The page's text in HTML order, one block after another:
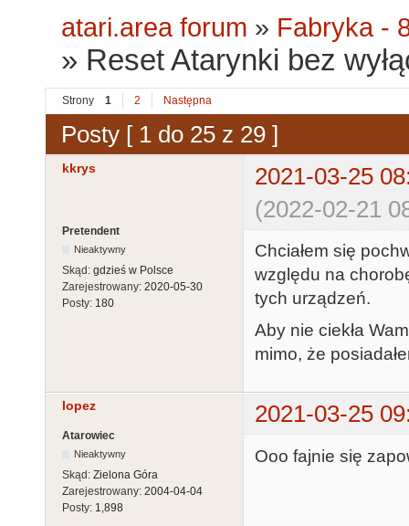
atari.area forum » Fabryka -
» Reset Atarynki bez
Strony 1 2 Następna
Posty [ 1 do 25 z 29 ]
kkrys
2021-03-25
(2022-02-21
Pretendent
Nieaktywny
Skąd: gdzieś w Polsce
Zarejestrowany: 2020-05-30
Posty: 180
Chciałem się
względu na
tych urządzeń.
Aby nie ciekła
mimo, że
lopez 2021-03-25
Atarowiec
Nieaktywny
Skąd: Zielona Góra
Zarejestrowany: 2004-04-04
Posty: 1,898
Ooo fajnie się